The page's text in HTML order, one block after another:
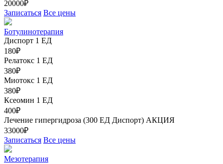
20000₽
Записаться Все цены
Ботулинотерапия
Диспорт 1 ЕД
180₽
Релатокс 1 ЕД
380₽
Миотокс 1 ЕД
380₽
Ксеомин 1 ЕД
400₽
Лечение гипергидроза (300 ЕД Диспорт) АКЦИЯ
33000₽
Записаться Все цены
Мезотерапия